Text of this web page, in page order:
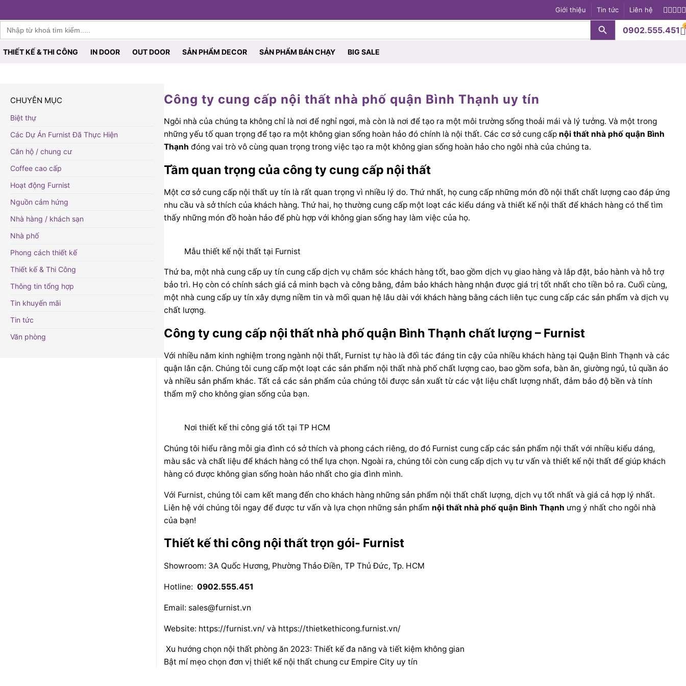
Giới thiệu Tin tức Liên hệ
Search
for:
Search Button
0902.555.4510
THIẾT KẾ & THI CÔNG IN DOOR OUT DOOR SẢN PHẨM DECOR SẢN PHẨM BÁN CHẠY BIG SALE
Công ty cung cấp nội thất nhà phố quận Bình Thạnh uy tín
Ngôi nhà của chúng ta không chỉ là nơi để nghỉ ngơi, mà còn là nơi để tạo ra một môi trường sống thoải mái và lý tưởng. Và một trong
những yếu tố quan trọng để tạo ra một không gian sống hoàn hảo đó chính là nội thất. Các cơ sở cung cấp nội thất nhà phố quận Bình
Thạnh đóng vai trò vô cùng quan trọng trong việc tạo ra một không gian sống hoàn hảo cho ngôi nhà của chúng ta.
Tầm quan trọng của công ty cung cấp nội thất
Một cơ sở cung cấp nội thất uy tín là rất quan trọng vì nhiều lý do. Thứ nhất, họ cung cấp những món đồ nội thất chất lượng cao đáp ứng
nhu cầu và sở thích của khách hàng. Thứ hai, họ thường cung cấp một loạt các kiểu dáng và thiết kế nội thất để khách hàng có thể tìm
thấy những món đồ hoàn hảo để phù hợp với không gian sống hay làm việc của họ.
Mẫu thiết kế nội thất tại Furnist
Thứ ba, một nhà cung cấp uy tín cung cấp dịch vụ chăm sóc khách hàng tốt, bao gồm dịch vụ giao hàng và lắp đặt, bảo hành và hỗ trợ
bảo trì. Họ còn có chính sách giá cả minh bạch và công bằng, đảm bảo khách hàng nhận được giá trị tốt nhất cho tiền bỏ ra. Cuối cùng,
một nhà cung cấp uy tín xây dựng niềm tin và mối quan hệ lâu dài với khách hàng bằng cách liên tục cung cấp các sản phẩm và dịch vụ
chất lượng.
Công ty cung cấp nội thất nhà phố quận Bình Thạnh chất lượng – Furnist
Với nhiều năm kinh nghiệm trong ngành nội thất, Furnist tự hào là đối tác đáng tin cậy của nhiều khách hàng tại Quận Bình Thạnh và các
quận lân cận. Chúng tôi cung cấp một loạt các sản phẩm nội thất nhà phố chất lượng cao, bao gồm sofa, bàn ăn, giường ngủ, tủ quần áo
và nhiều sản phẩm khác. Tất cả các sản phẩm của chúng tôi được sản xuất từ các vật liệu chất lượng nhất, đảm bảo độ bền và tính
thẩm mỹ cho không gian sống của bạn.
Nơi thiết kế thi công giá tốt tại TP HCM
Chúng tôi hiểu rằng mỗi gia đình có sở thích và phong cách riêng, do đó Furnist cung cấp các sản phẩm nội thất với nhiều kiểu dáng,
màu sắc và chất liệu để khách hàng có thể lựa chọn. Ngoài ra, chúng tôi còn cung cấp dịch vụ tư vấn và thiết kế nội thất để giúp khách
hàng có được không gian sống hoàn hảo nhất cho gia đình mình.
Với Furnist, chúng tôi cam kết mang đến cho khách hàng những sản phẩm nội thất chất lượng, dịch vụ tốt nhất và giá cả hợp lý nhất.
Liên hệ với chúng tôi ngay để được tư vấn và lựa chọn những sản phẩm nội thất nhà phố quận Bình Thạnh ưng ý nhất cho ngôi nhà
của bạn!
Thiết kế thi công nội thất trọn gói- Furnist
Showroom: 3A Quốc Hương, Phường Thảo Điền, TP Thủ Đức, Tp. HCM
Hotline: 0902.555.451
Email: sales@furnist.vn
Website: https://furnist.vn/ và https://thietkethicong.furnist.vn/
Xu hướng chọn nội thất phòng ăn 2023: Thiết kế đa năng và tiết kiệm không gian
Bật mí mẹo chọn đơn vị thiết kế nội thất chung cư Empire City uy tín
CHUYÊN MỤC
Biệt thự
Các Dự Án Furnist Đã Thực Hiện
Căn hộ / chung cư
Coffee cao cấp
Hoạt động Furnist
Nguồn cảm hứng
Nhà hàng / khách sạn
Nhà phố
Phong cách thiết kế
Thiết kế & Thi Công
Thông tin tổng hợp
Tin khuyến mãi
Tin tức
Văn phòng